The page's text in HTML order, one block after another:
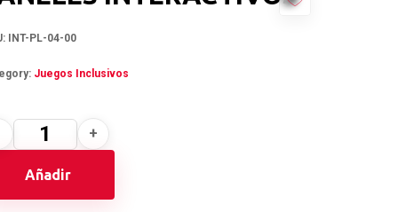
INT-PL-04-00
Juegos Inclusivos
Añadir